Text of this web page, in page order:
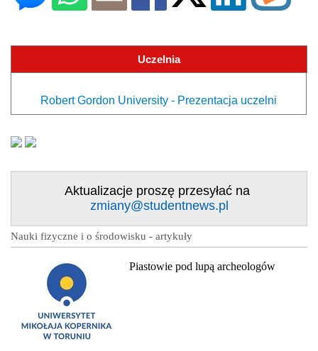
Uczelnia
Robert Gordon University - Prezentacja uczelni
Aktualizacje proszę przesyłać na
zmiany@studentnews.pl
Nauki fizyczne i o środowisku - artykuły
Piastowie pod lupą archeologów